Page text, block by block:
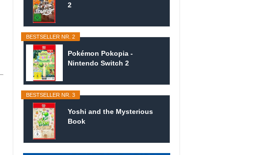
2
BESTSELLER NR. 2
Pokémon Pokopia -
Nintendo Switch 2
BESTSELLER NR. 3
Yoshi and the Mysterious
Book